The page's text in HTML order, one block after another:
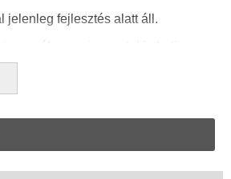
jelenleg fejlesztés alatt áll.
, ahol bő választékkal várjuk Önt.